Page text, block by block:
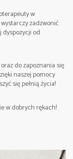
część
w
zadzwonić
dyspozycji od
do zapoznania się
naszej pomocy
się pełnią życia!
w dobrych rękach!